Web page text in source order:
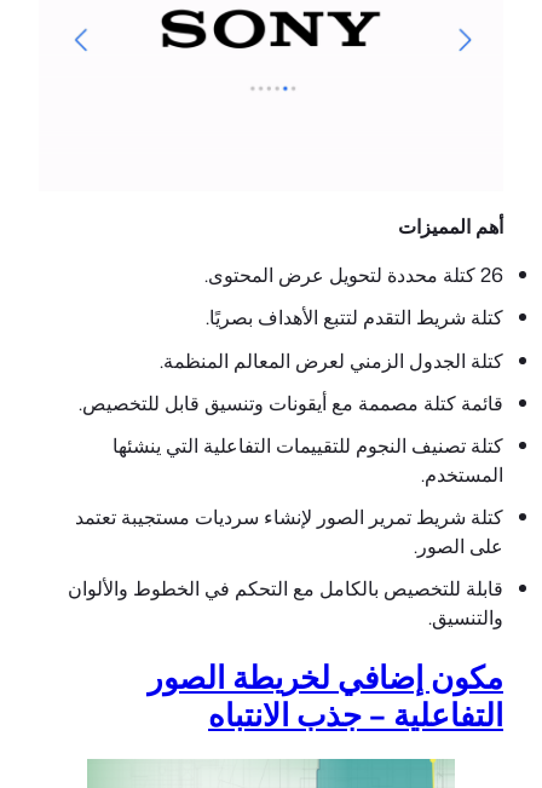
أهم المميزات
26 كتلة محددة لتحويل عرض المحتوى.
كتلة شريط التقدم لتتبع الأهداف بصريًا.
كتلة الجدول الزمني لعرض المعالم المنظمة.
قائمة كتلة مصممة مع أيقونات وتنسيق قابل للتخصيص.
كتلة تصنيف النجوم للتقييمات التفاعلية التي ينشئها
المستخدم.
كتلة شريط تمرير الصور لإنشاء سرديات مستجيبة تعتمد
على الصور.
قابلة للتخصيص بالكامل مع التحكم في الخطوط والألوان
والتنسيق.
مكون إضافي لخريطة الصور
التفاعلية – جذب الانتباه